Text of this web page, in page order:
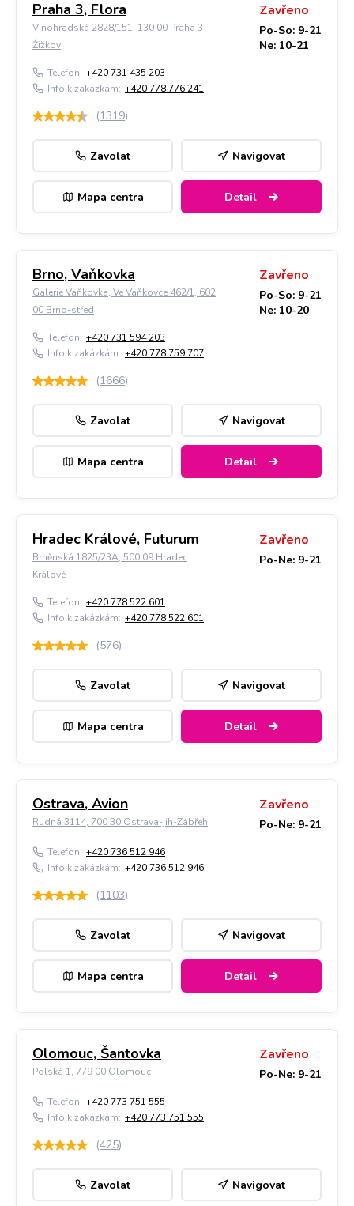
Praha 3, Flora
Vinohradská 2828/151, 130 00 Praha 3-
Žižkov
Zavřeno
Po-So: 9-21
Ne: 10-21
Telefon: +420 731 435 203
Info k zakázkám: +420 778 776 241
(1319)
Zavolat Navigovat
Mapa centra Detail
Brno, Vaňkovka
Galerie Vaňkovka, Ve Vaňkovce 462/1, 602
00 Brno-střed
Zavřeno
Po-So: 9-21
Ne: 10-20
Telefon: +420 731 594 203
Info k zakázkám: +420 778 759 707
(1666)
Zavolat Navigovat
Mapa centra Detail
Hradec Králové, Futurum
Brněnská 1825/23A, 500 09 Hradec
Králové
Zavřeno
Po-Ne: 9-21
Telefon: +420 778 522 601
Info k zakázkám: +420 778 522 601
(576)
Zavolat Navigovat
Mapa centra Detail
Ostrava, Avion
Rudná 3114, 700 30 Ostrava-jih-Zábřeh
Zavřeno
Po-Ne: 9-21
Telefon: +420 736 512 946
Info k zakázkám: +420 736 512 946
(1103)
Zavolat Navigovat
Mapa centra Detail
Olomouc, Šantovka
Polská 1, 779 00 Olomouc
Zavřeno
Po-Ne: 9-21
Telefon: +420 773 751 555
Info k zakázkám: +420 773 751 555
(425)
Zavolat Navigovat